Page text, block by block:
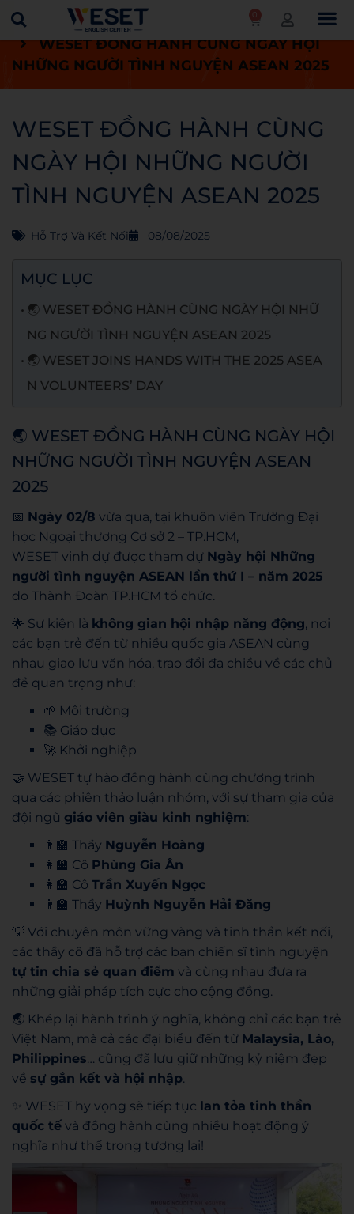
0
Trang chủ Tin tức
Hỗ trợ và kết nối
WESET ĐỒNG HÀNH CÙNG NGÀY HỘI
NHỮNG NGƯỜI TÌNH NGUYỆN ASEAN 2025
WESET ĐỒNG HÀNH CÙNG
NGÀY HỘI NHỮNG NGƯỜI
TÌNH NGUYỆN ASEAN 2025
Hỗ Trợ Và Kết Nối 08/08/2025
MỤC LỤC
🌏 WESET ĐỒNG HÀNH CÙNG NGÀY HỘI NHỮ
NG NGƯỜI TÌNH NGUYỆN ASEAN 2025
🌏 WESET JOINS HANDS WITH THE 2025 ASEA
N VOLUNTEERS’ DAY
🌏 WESET ĐỒNG HÀNH CÙNG NGÀY HỘI
NHỮNG NGƯỜI TÌNH NGUYỆN ASEAN
2025
📅 Ngày 02/8 vừa qua, tại khuôn viên Trường Đại
học Ngoại thương Cơ sở 2 – TP.HCM,
WESET vinh dự được tham dự Ngày hội Những
người tình nguyện ASEAN lần thứ I – năm 2025
do Thành Đoàn TP.HCM tổ chức.
🌟 Sự kiện là không gian hội nhập năng động, nơi
các bạn trẻ đến từ nhiều quốc gia ASEAN cùng
nhau giao lưu văn hóa, trao đổi đa chiều về các chủ
đề quan trọng như:
🌱 Môi trường
📚 Giáo dục
🚀 Khởi nghiệp
🤝 WESET tự hào đồng hành cùng chương trình
qua các phiên thảo luận nhóm, với sự tham gia của
đội ngũ giáo viên giàu kinh nghiệm:
👨‍🏫 Thầy Nguyễn Hoàng
👩‍🏫 Cô Phùng Gia Ân
👩‍🏫 Cô Trần Xuyến Ngọc
👨‍🏫 Thầy Huỳnh Nguyễn Hải Đăng
💡 Với chuyên môn vững vàng và tinh thần kết nối,
các thầy cô đã hỗ trợ các bạn chiến sĩ tình nguyện
tự tin chia sẻ quan điểm và cùng nhau đưa ra
những giải pháp tích cực cho cộng đồng.
🌏 Khép lại hành trình ý nghĩa, không chỉ các bạn trẻ
Việt Nam, mà cả các đại biểu đến từ Malaysia, Lào,
Philippines… cũng đã lưu giữ những kỷ niệm đẹp
về sự gắn kết và hội nhập.
✨ WESET hy vọng sẽ tiếp tục lan tỏa tinh thần
quốc tế và đồng hành cùng nhiều hoạt động ý
nghĩa như thế trong tương lai!